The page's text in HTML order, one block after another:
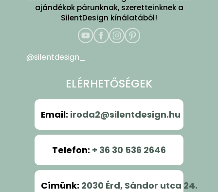
ajándékok párunknak, szeretteinknek a
SilentDesign kínálatából!
@silentdesign_
ELÉRHETŐSÉGEK
Email: iroda2@silentdesign.hu
Telefon: + 36 30 536 2646
Címünk: 2030 Érd, Sándor utca 24.